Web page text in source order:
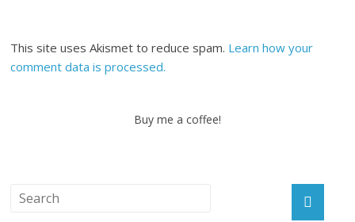
This site uses Akismet to reduce spam. Learn how your
comment data is processed.
Buy me a coffee!